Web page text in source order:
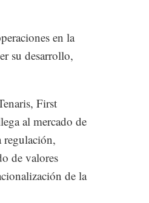
en la
su desarrollo,
First
al mercado de
regulación,
de valores
de la